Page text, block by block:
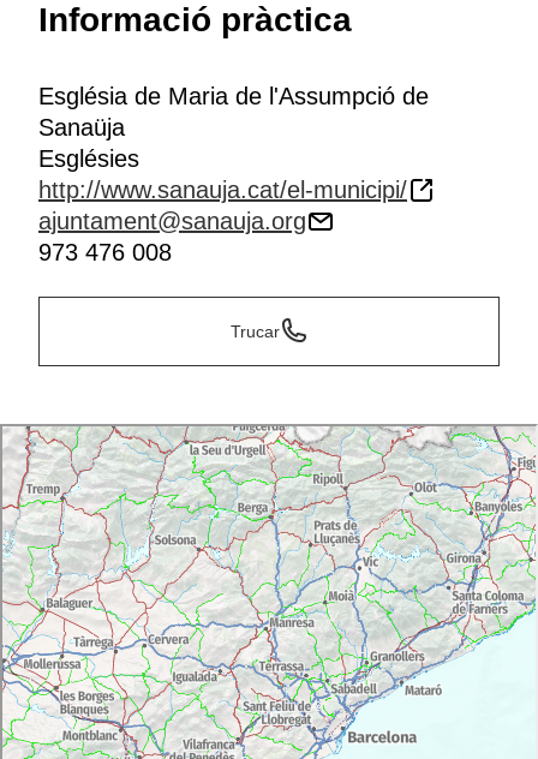
Informació pràctica
Església de Maria de l'Assumpció de
Sanaüja
Esglésies
http://www.sanauja.cat/el-municipi/
ajuntament@sanauja.org
973 476 008
Trucar